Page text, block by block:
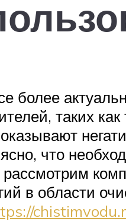
более
таких
что
в области